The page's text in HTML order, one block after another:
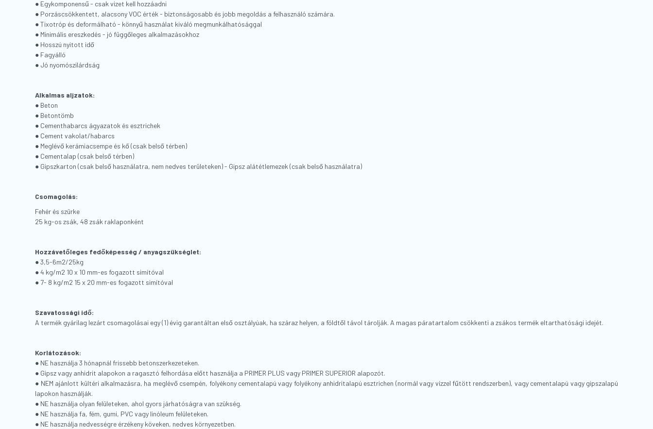
● Egykomponensű - csak vizet kell hozzáadni
● Porzáscsökkentett, alacsony VOC érték - biztonságosabb és jobb megoldás a felhasználó számára.
● Tixotróp és deformálható - könnyű használat kiváló megmunkálhatósággal
● Minimális ereszkedés - jó függőleges alkalmazásokhoz
● Hosszú nyitott idő
● Fagyálló
● Jó nyomószilárdság
Alkalmas aljzatok:
● Beton
● Betontömb
● Cementhabarcs ágyazatok és esztrichek
● Cement vakolat/habarcs
● Meglévő kerámiacsempe és kő (csak belső térben)
● Cementalap (csak belső térben)
● Gipszkarton (csak belső használatra, nem nedves területeken) - Gipsz alátétlemezek (csak belső használatra)
Csomagolás:
Fehér és szürke
25 kg-os zsák, 48 zsák raklaponként
Hozzávetőleges fedőképesség / anyagszükséglet:
● 3,5-6m2/25kg
● 4 kg/m2 10 x 10 mm-es fogazott simítóval
● 7- 8 kg/m2 15 x 20 mm-es fogazott simítóval
Szavatossági idő:
A termék gyárilag lezárt csomagolásai egy (1) évig garantáltan első osztályúak, ha száraz helyen, a földtől távol tárolják. A magas páratartalom csökkenti a zsákos termék eltarthatósági idejét.
Korlátozások:
● NE használja 3 hónapnál frissebb betonszerkezeteken.
● Gipsz vagy anhidrit alapokon a ragasztó felhordása előtt használja a PRIMER PLUS vagy PRIMER SUPERIOR alapozót.
● NEM ajánlott kültéri alkalmazásra, ha meglévő csempén, folyékony cementalapú vagy folyékony anhidritalapú esztrichen (normál vagy vízzel fűtött rendszerben), vagy cementalapú vagy gipszalapú
lapokon használják.
● NE használja olyan felületeken, ahol gyors járhatóságra van szükség.
● NE használja fa, fém, gumi, PVC vagy linóleum felületeken.
● NE használja nedvességre érzékeny köveken, nedves környezetben.